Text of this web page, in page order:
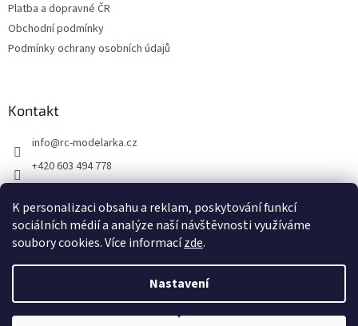
K personalizaci obsahu a reklam, poskytování funkcí
sociálních médií a analýze naší návštěvnosti využíváme
soubory cookies. Více informacízde.
Nastavení
Platba a dopravné ČR
Obchodní podmínky
Podmínky ochrany osobních údajů
Kontakt
info@rc-modelarka.cz
+420 603 494 778
jino_hk
Copyright 2026RC modelářka. Všechna práva vyhrazena.Upravit